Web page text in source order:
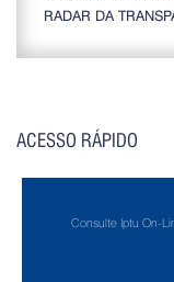
RADAR DA
ACESSO RÁPIDO
Consulte Iptu On-